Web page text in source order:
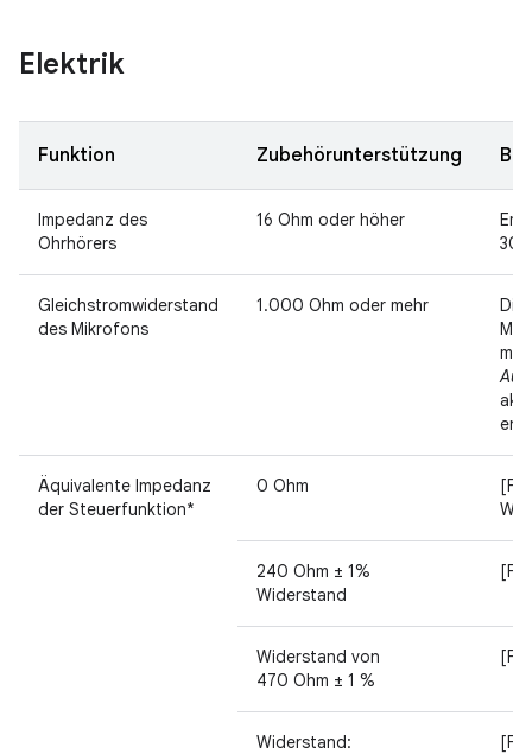
Elektrik
Funktion Zubehörunterstützung
Impedanz des
Ohrhörers
16 Ohm oder höher
Gleichstromwiderstand
des Mikrofons
1.000 Ohm oder mehr
Die
Äquivalente Impedanz
der Steuerfunktion*
0 Ohm
240 Ohm ± 1%
Widerstand
Widerstand von
470 Ohm ± 1 %
Widerstand: